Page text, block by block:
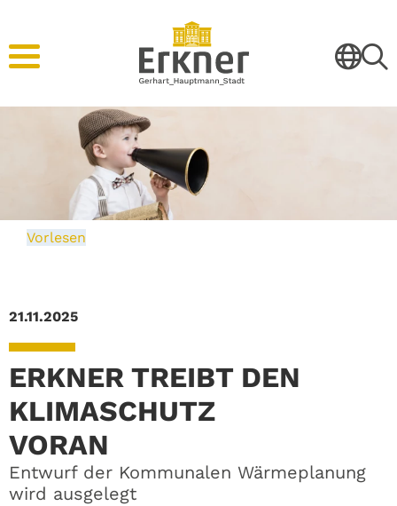
Vorlesen
21.11.2025
ERKNER TREIBT DEN
KLIMASCHUTZ
VORAN
Entwurf der Kommunalen Wärmeplanung
wird ausgelegt